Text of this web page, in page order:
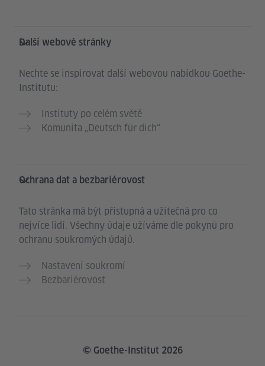
Další webové stránky
Nechte se inspirovat další webovou nabídkou Goethe-
Institutu:
Instituty po celém světě
Komunita „Deutsch für dich“
Ochrana dat a bezbariérovost
Tato stránka má být přístupná a užitečná pro co
nejvíce lidí. Všechny údaje užíváme dle pokynů pro
ochranu soukromých údajů.
Nastavení soukromí
Bezbariérovost
© Goethe-Institut 2026